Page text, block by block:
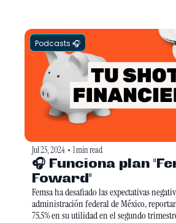
Podcasts 🎧
Jul 25, 2024 • 1 min read
🎧 Funciona plan
Foward"
Femsa ha desafiado las expectativas
administración federal de México,
75.5% en su utilidad en el segundo